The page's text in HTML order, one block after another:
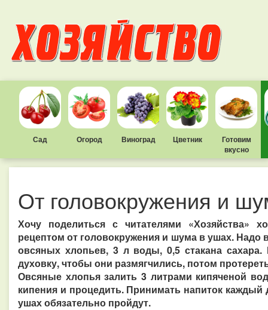
Сад Огород Виноград Цветник
Готовим
вкусно
От головокружения и
Хочу поделиться с читателями
рецептом от головокружения и шума в ушах. Надо
овсяных хлопьев, 3 л воды, 0,5 стакана
духовку, чтобы они размягчились, потом
Овсяные хлопья залить 3 литрами кипяченой
кипения и процедить. Принимать напиток
ушах обязательно пройдут.